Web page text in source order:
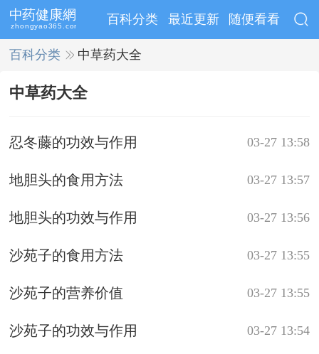
百科分类 最近更新 随便看看
百科分类 >>中草药大全
中草药大全
03-27 13:58
忍冬藤的功效与作用
03-27 13:57
地胆头的食用方法
03-27 13:56
地胆头的功效与作用
03-27 13:55
沙苑子的食用方法
03-27 13:55
沙苑子的营养价值
03-27 13:54
沙苑子的功效与作用